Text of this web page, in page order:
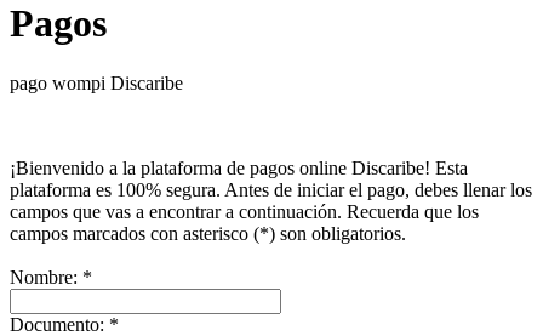
Pagos
pago wompi Discaribe
¡Bienvenido a la plataforma de pagos online Discaribe! Esta
plataforma es 100% segura. Antes de iniciar el pago, debes llenar los
campos que vas a encontrar a continuación. Recuerda que los
campos marcados con asterisco (*) son obligatorios.
Nombre: *
Documento: *